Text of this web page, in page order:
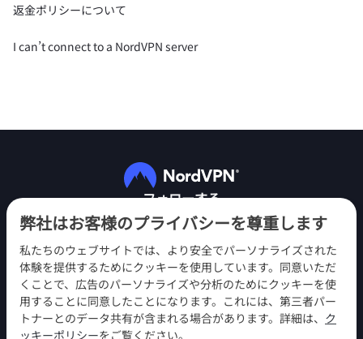
弊社はお客様のプライバシーを尊重します
私たちのウェブサイトでは、より安全でパーソナライズされた
体験を提供するためにクッキーを使用しています。同意いただ
くことで、広告のパーソナライズや分析のためにクッキーを使
用することに同意したことになります。これには、第三者パー
トナーとのデータ共有が含まれる場合があります。詳細は、 ク
ッキーポリシーをご覧ください。
返金ポリシーについて
I can’t connect to a NordVPN server
フォローする
NordVPN
エンゲージメント